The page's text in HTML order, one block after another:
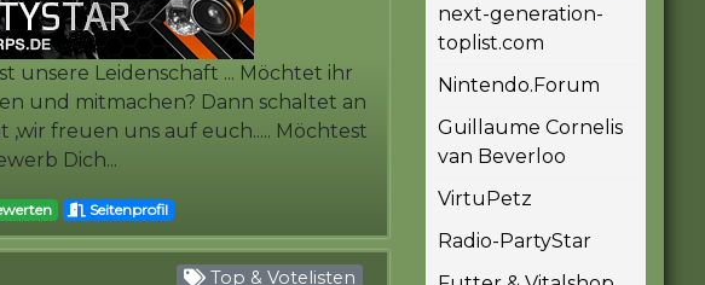
unsere Leidenschaft ... Möchtet ihr
und mitmachen? Dann schaltet an
freuen uns auf euch..... Möchtest
Dich...
Seitenprofil
Top & Votelisten
next-generation-
toplist.com
Nintendo.Forum
Guillaume Cornelis
van Beverloo
VirtuPetz
Radio-PartyStar